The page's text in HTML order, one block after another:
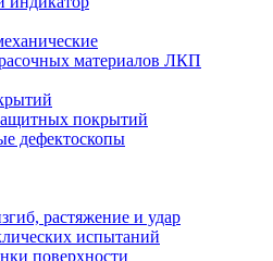
материалов ЛКП
покрытий
дефектоскопы
растяжение и удар
испытаний
поверхности